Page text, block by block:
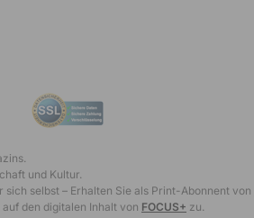
und Kultur.
selbst – Erhalten Sie als Print-Abonnent von
den digitalen Inhalt von FOCUS+ zu.